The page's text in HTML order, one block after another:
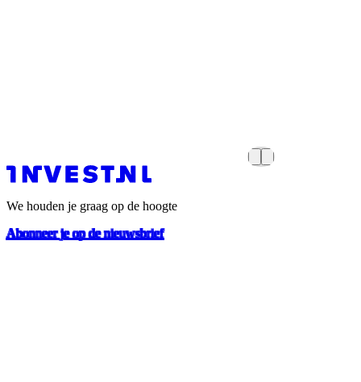
We houden je graag op de hoogte
Abonneer je op de nieuwsbrief